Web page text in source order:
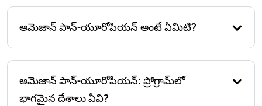
అమెజాన్ పాన్-యూరోపియన్ అంటే ఏమిటి?
లాజిస్టిక్ కేంద్రాలలో జాతీయ సరిహద్దులను దాటించి
జరుగుతాయి. ఇది వివిధ యూరోపియన్ మార్కెట్ ప్లేస్‌ల నుండి
అమెజాన్ పాన్-యూరోపియన్: ప్రోగ్రామ్‌లో
భాగమైన దేశాలు ఏవి?